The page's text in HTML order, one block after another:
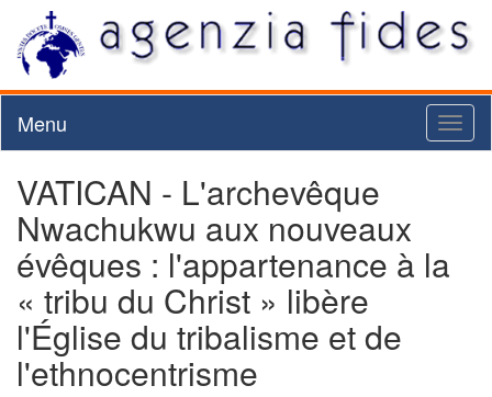
Menu
VATICAN - L'archevêque
Nwachukwu aux nouveaux
évêques : l'appartenance à la
« tribu du Christ » libère
l'Église du tribalisme et de
l'ethnocentrisme